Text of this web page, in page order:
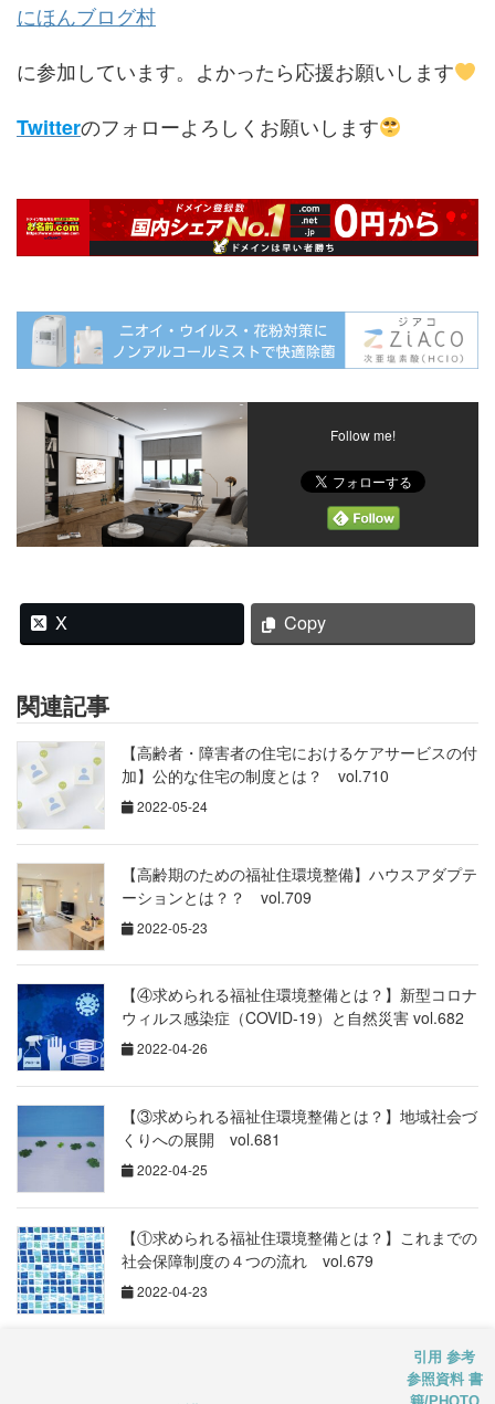
にほんブログ村
に参加しています。よかったら応援お願いします
Twitterのフォローよろしくお願いします
Follow me!
X Copy
関連記事
【高齢者・障害者の住宅におけるケアサービスの付
加】公的な住宅の制度とは？ vol.710
2022-05-24
【高齢期のための福祉住環境整備】ハウスアダプテ
ーションとは？？ vol.709
2022-05-23
【④求められる福祉住環境整備とは？】新型コロナ
ウィルス感染症（COVID-19）と自然災害 vol.682
2022-04-26
【③求められる福祉住環境整備とは？】地域社会づ
くりへの展開 vol.681
2022-04-25
【①求められる福祉住環境整備とは？】これまでの
社会保障制度の４つの流れ vol.679
2022-04-23
【②屋内移動】高齢者や障害者の階段移動・住環境
引用 参考
参照資料 書